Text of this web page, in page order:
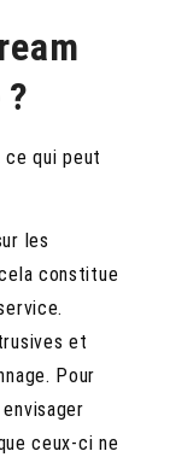
ce qui peut
les
constitue
et
Pour
ceux-ci ne